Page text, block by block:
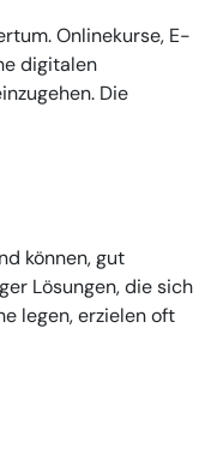
Onlinekurse, E-
digitalen
Die
können, gut
Lösungen, die sich
legen, erzielen oft